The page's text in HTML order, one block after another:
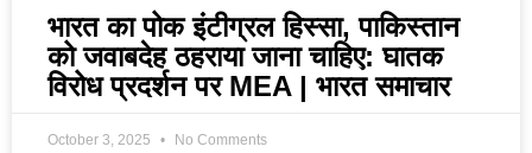
भारत का पोक इंटीग्रल हिस्सा, पाकिस्तान
को जवाबदेह ठहराया जाना चाहिए: घातक
विरोध प्रदर्शन पर MEA | भारत समाचार
October 3, 2025 No Comments